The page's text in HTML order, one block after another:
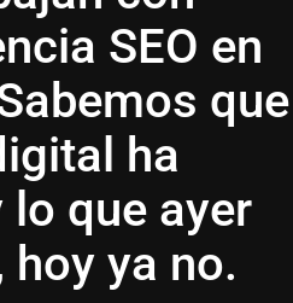
SEO en
que
ha
que ayer
ya no.